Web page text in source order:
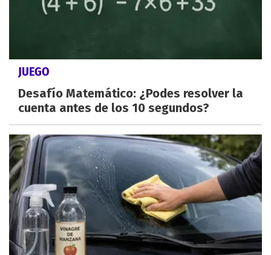
JUEGO
Desafío Matemático: ¿Podes resolver la
cuenta antes de los 10 segundos?